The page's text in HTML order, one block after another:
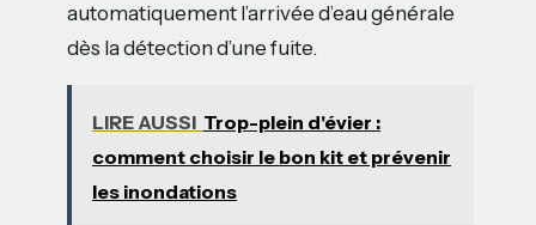
automatiquement l’arrivée d’eau générale
dès la détection d’une fuite.
LIRE AUSSI Trop-plein d'évier :
comment choisir le bon kit et prévenir
les inondations